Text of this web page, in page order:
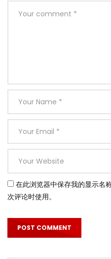
在此浏览器中保存我的显示名
次评论时使用。